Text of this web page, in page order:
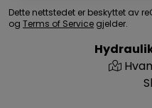
Dette nettstedet er beskyttet av
og Terms of Service gjelder.